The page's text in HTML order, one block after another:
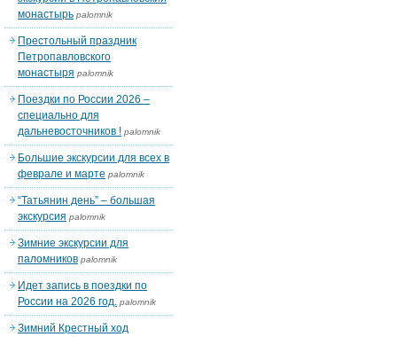
монастырь palomnik
Престольный праздник
Петропавловского
монастыря palomnik
Поездки по России 2026 –
специально для
дальневосточников ! palomnik
Большие экскурсии для всех в
феврале и марте palomnik
“Татьянин день” – большая
экскурсия palomnik
Зимние экскурсии для
паломников palomnik
Идет запись в поездки по
России на 2026 год. palomnik
Зимний Крестный ход